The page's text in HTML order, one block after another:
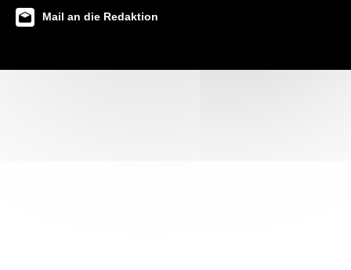
Mail an die Redaktion